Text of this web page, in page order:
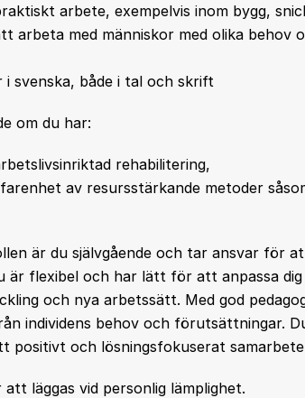
arbete, exempelvis inom bygg,
arbeta med människor med olika behov
i svenska, både i tal och skrift
om du har:
rehabilitering,
av resursstärkande metoder
är du självgående och tar ansvar för
är flexibel och har lätt för att anpassa
och nya arbetssätt. Med god
individens behov och förutsättningar.
positivt och lösningsfokuserat
läggas vid personlig lämplighet.